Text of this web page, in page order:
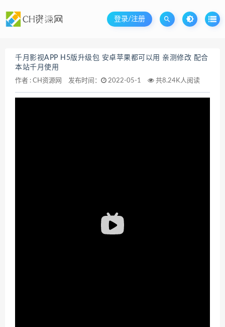
登录/注册
千月影视APP H5版升级包 安卓苹果都可以用 亲测修改 配合
本站千月使用
作者 : CH资源网 发布时间： 2022-05-1 共8.24K人阅读